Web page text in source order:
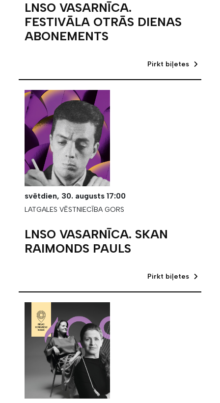
LNSO VASARNĪCA.
FESTIVĀLA OTRĀS DIENAS
ABONEMENTS
Pirkt biļetes
svētdien, 30. augusts 17:00
LATGALES VĒSTNIECĪBA GORS
LNSO VASARNĪCA. SKAN
RAIMONDS PAULS
Pirkt biļetes